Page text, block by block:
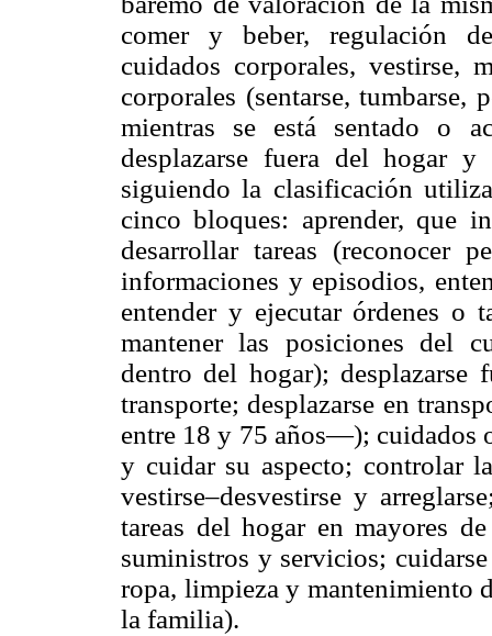
comer y beber, regulación
cuidados corporales, vestirse,
corporales (sentarse,
mientras se está sentado o
desplazarse fuera del hogar y
siguiendo la clasificación
cinco bloques: aprender, que
desarrollar tareas (reconocer
informaciones y episodios,
entender y ejecutar órdenes o
mantener las posiciones del
dentro del hogar); desplazarse
transporte; desplazarse en
entre 18 y 75 años—); cuidados
y cuidar su aspecto; controlar
vestirse–desvestirse y
tareas del hogar en mayores
suministros y servicios;
ropa, limpieza y mantenimiento
la familia).